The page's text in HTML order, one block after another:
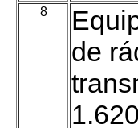
8
de